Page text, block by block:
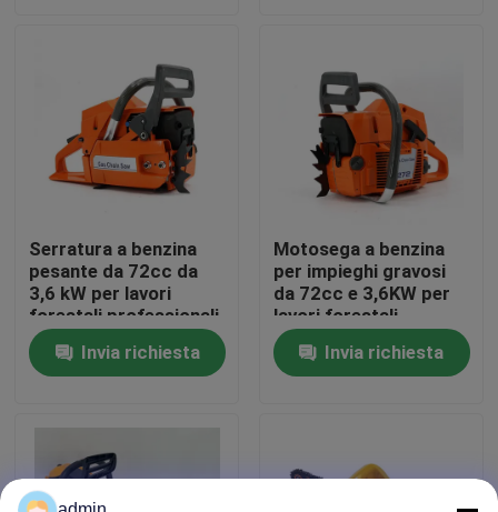
display di fabbrica
Chiedi un preventivo
Motosega della benzina
motosega elettrica
Serratura a benzina
pesante da 72cc da
3,6 kW per lavori
forestali professionali
Invia richiesta
Motosega a benzina
per impieghi gravosi
da 72cc e 3,6KW per
lavori forestali
professionali
Invia richiesta